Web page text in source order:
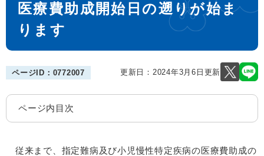
医療費助成開始日の遡りが始ま
ります
ページID：0772007 更新日：2024年3月6日更新
ページ内目次
​ 従来まで、指定難病及び小児慢性特定疾病の医療費助成の